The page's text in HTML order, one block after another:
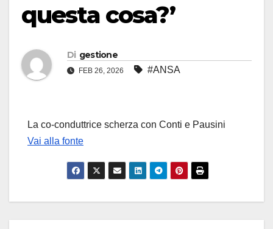
questa cosa?’
Di gestione
FEB 26, 2026 #ANSA
La co-conduttrice scherza con Conti e Pausini
Vai alla fonte